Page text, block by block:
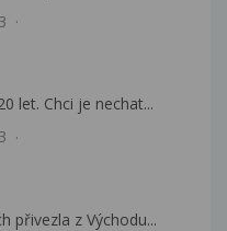
let. Chci je nechat...
přivezla z Východu...